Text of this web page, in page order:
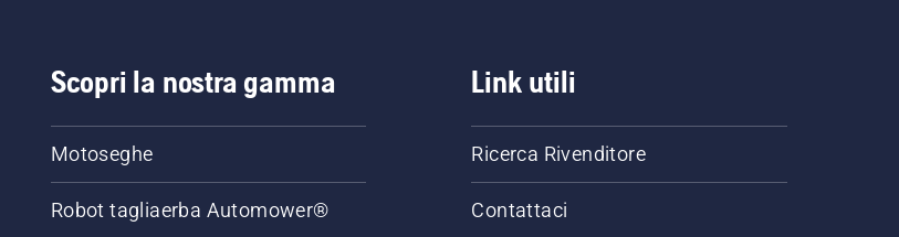
Scopri la nostra gamma
Motoseghe
Robot tagliaerba Automower®
Link utili
Ricerca Rivenditore
Contattaci